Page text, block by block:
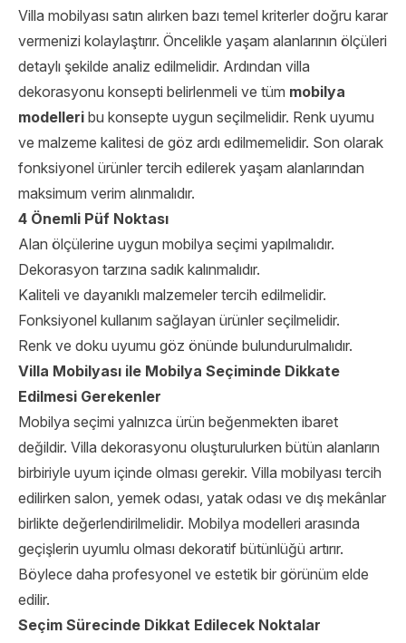
Villa mobilyası satın alırken bazı temel kriterler doğru karar
vermenizi kolaylaştırır. Öncelikle yaşam alanlarının ölçüleri
detaylı şekilde analiz edilmelidir. Ardından villa
dekorasyonu konsepti belirlenmeli ve tüm mobilya
modelleri bu konsepte uygun seçilmelidir. Renk uyumu
ve malzeme kalitesi de göz ardı edilmemelidir. Son olarak
fonksiyonel ürünler tercih edilerek yaşam alanlarından
maksimum verim alınmalıdır.
4 Önemli Püf Noktası
Alan ölçülerine uygun mobilya seçimi yapılmalıdır.
Dekorasyon tarzına sadık kalınmalıdır.
Kaliteli ve dayanıklı malzemeler tercih edilmelidir.
Fonksiyonel kullanım sağlayan ürünler seçilmelidir.
Renk ve doku uyumu göz önünde bulundurulmalıdır.
Villa Mobilyası ile Mobilya Seçiminde Dikkate
Edilmesi Gerekenler
Mobilya seçimi yalnızca ürün beğenmekten ibaret
değildir. Villa dekorasyonu oluşturulurken bütün alanların
birbiriyle uyum içinde olması gerekir. Villa mobilyası tercih
edilirken salon, yemek odası, yatak odası ve dış mekânlar
birlikte değerlendirilmelidir. Mobilya modelleri arasında
geçişlerin uyumlu olması dekoratif bütünlüğü artırır.
Böylece daha profesyonel ve estetik bir görünüm elde
edilir.
Seçim Sürecinde Dikkat Edilecek Noktalar